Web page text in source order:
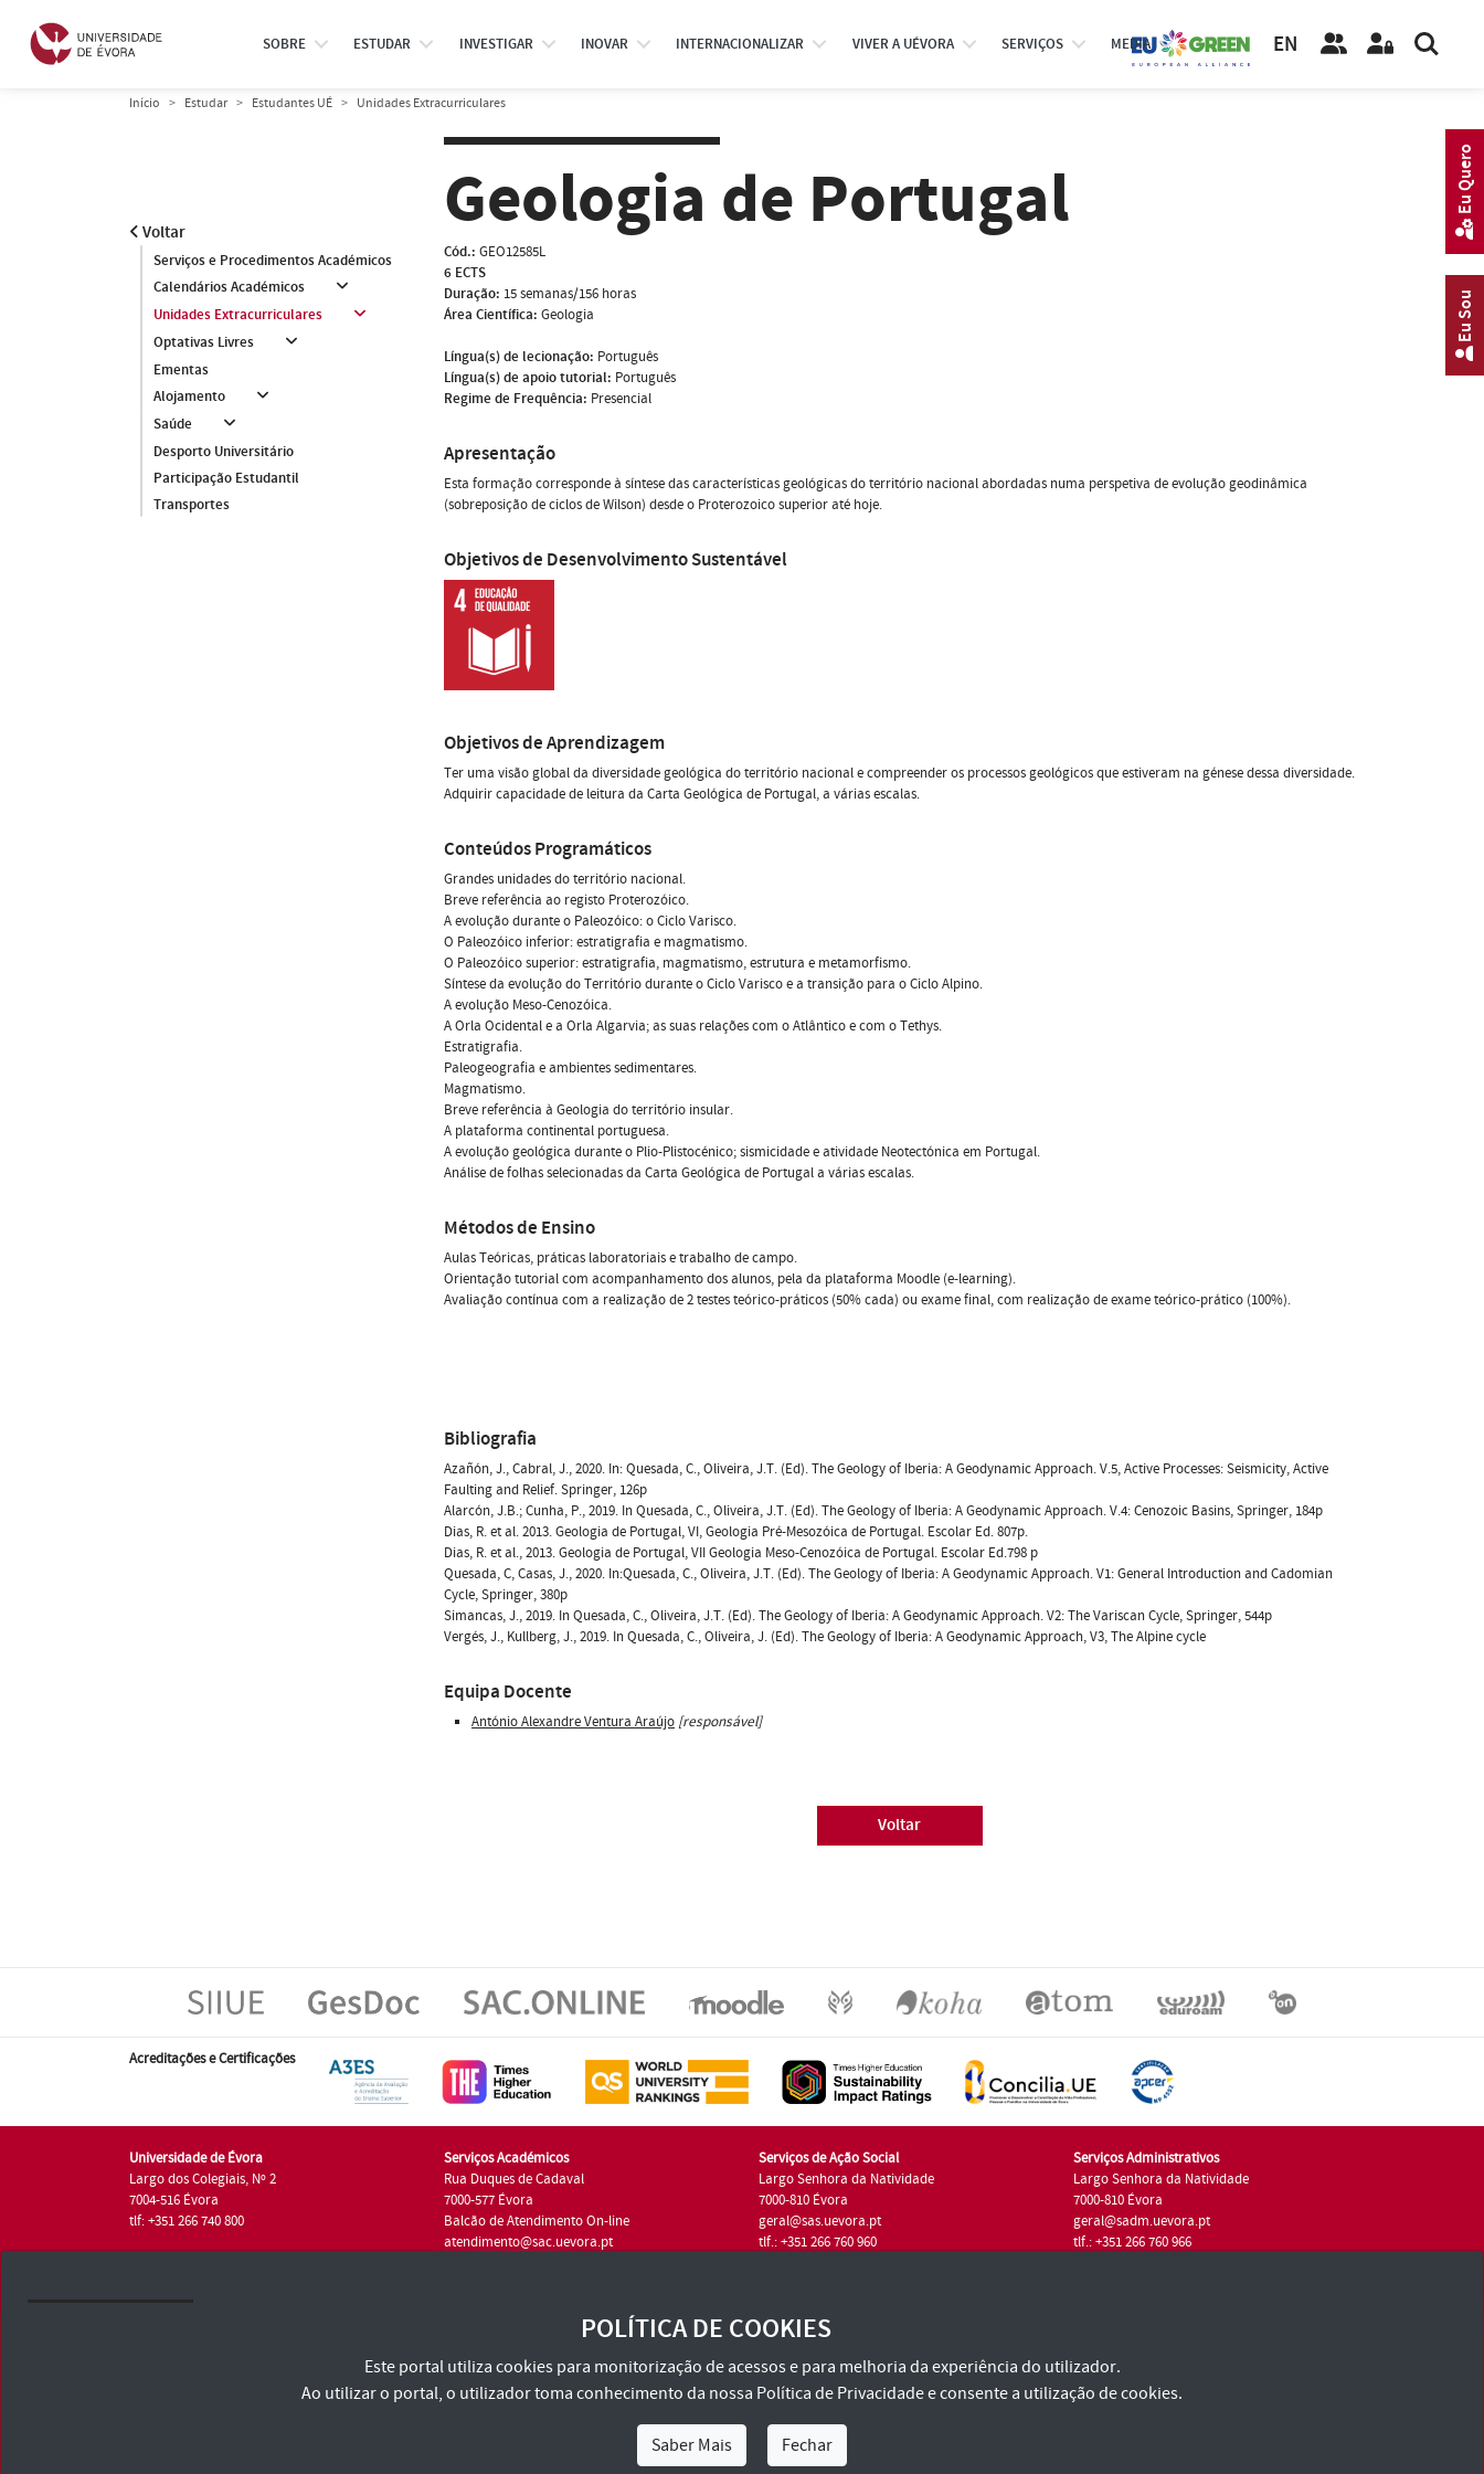
SOBRE ESTUDAR INVESTIGAR INOVAR INTERNACIONALIZAR VIVER A UÉVORA SERVIÇOS MEDIA EN
Início Estudar Estudantes UÉ Unidades Extracurriculares
Voltar
Serviços e Procedimentos Académicos
Calendários Académicos
Unidades Extracurriculares
Optativas Livres
Ementas
Alojamento
Saúde
Desporto Universitário
Participação Estudantil
Transportes
Geologia de Portugal
Cód.: GEO12585L
6 ECTS
Duração: 15 semanas/156 horas
Área Científica: Geologia
Língua(s) de lecionação: Português
Língua(s) de apoio tutorial: Português
Regime de Frequência: Presencial
Apresentação
Esta formação corresponde à síntese das características geológicas do território nacional abordadas numa perspetiva de evolução geodinâmica
(sobreposição de ciclos de Wilson) desde o Proterozoico superior até hoje.
Objetivos de Desenvolvimento Sustentável
Objetivos de Aprendizagem
Ter uma visão global da diversidade geológica do território nacional e compreender os processos geológicos que estiveram na génese dessa diversidade.
Adquirir capacidade de leitura da Carta Geológica de Portugal, a várias escalas.
Conteúdos Programáticos
Grandes unidades do território nacional.
Breve referência ao registo Proterozóico.
A evolução durante o Paleozóico: o Ciclo Varisco.
O Paleozóico inferior: estratigrafia e magmatismo.
O Paleozóico superior: estratigrafia, magmatismo, estrutura e metamorfismo.
Síntese da evolução do Território durante o Ciclo Varisco e a transição para o Ciclo Alpino.
A evolução Meso-Cenozóica.
A Orla Ocidental e a Orla Algarvia; as suas relações com o Atlântico e com o Tethys.
Estratigrafia.
Paleogeografia e ambientes sedimentares.
Magmatismo.
Breve referência à Geologia do território insular.
A plataforma continental portuguesa.
A evolução geológica durante o Plio-Plistocénico; sismicidade e atividade Neotectónica em Portugal.
Análise de folhas selecionadas da Carta Geológica de Portugal a várias escalas.
Métodos de Ensino
Aulas Teóricas, práticas laboratoriais e trabalho de campo.
Orientação tutorial com acompanhamento dos alunos, pela da plataforma Moodle (e-learning).
Avaliação contínua com a realização de 2 testes teórico-práticos (50% cada) ou exame final, com realização de exame teórico-prático (100%).
Bibliografia
Azañón, J., Cabral, J., 2020. In: Quesada, C., Oliveira, J.T. (Ed). The Geology of Iberia: A Geodynamic Approach. V.5, Active Processes: Seismicity, Active
Faulting and Relief. Springer, 126p
Alarcón, J.B.; Cunha, P., 2019. In Quesada, C., Oliveira, J.T. (Ed). The Geology of Iberia: A Geodynamic Approach. V.4: Cenozoic Basins, Springer, 184p
Dias, R. et al. 2013. Geologia de Portugal, VI, Geologia Pré-Mesozóica de Portugal. Escolar Ed. 807p.
Dias, R. et al., 2013. Geologia de Portugal, VII Geologia Meso-Cenozóica de Portugal. Escolar Ed.798 p
Quesada, C, Casas, J., 2020. In:Quesada, C., Oliveira, J.T. (Ed). The Geology of Iberia: A Geodynamic Approach. V1: General Introduction and Cadomian
Cycle, Springer, 380p
Simancas, J., 2019. In Quesada, C., Oliveira, J.T. (Ed). The Geology of Iberia: A Geodynamic Approach. V2: The Variscan Cycle, Springer, 544p
Vergés, J., Kullberg, J., 2019. In Quesada, C., Oliveira, J. (Ed). The Geology of Iberia: A Geodynamic Approach, V3, The Alpine cycle
Equipa Docente
António Alexandre Ventura Araújo [responsável]
Voltar
Acreditações e Certificações
Universidade de Évora
Largo dos Colegiais, Nº 2
7004-516 Évora
tlf: +351 266 740 800
Serviços Académicos
Rua Duques de Cadaval
7000-577 Évora
Balcão de Atendimento On-line
atendimento@sac.uevora.pt
Serviços de Ação Social
Largo Senhora da Natividade
7000-810 Évora
geral@sas.uevora.pt
tlf.: +351 266 760 960
Serviços Administrativos
Largo Senhora da Natividade
7000-810 Évora
geral@sadm.uevora.pt
tlf.: +351 266 760 966
Consulte os Termos e Condições e Política de Privacidade
Eu Sou
Eu Quero
POLÍTICA DE COOKIES
Este portal utiliza cookies para monitorização de acessos e para melhoria da experiência do utilizador.
Ao utilizar o portal, o utilizador toma conhecimento da nossa Política de Privacidadee consente a utilização de cookies.
Saber Mais Fechar